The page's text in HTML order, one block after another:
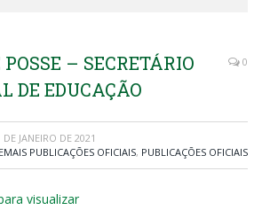
– SECRETÁRIO
DE EDUCAÇÃO
0
DE JANEIRO DE 2021
PUBLICAÇÕES OFICIAIS, PUBLICAÇÕES OFICIAIS
visualizar